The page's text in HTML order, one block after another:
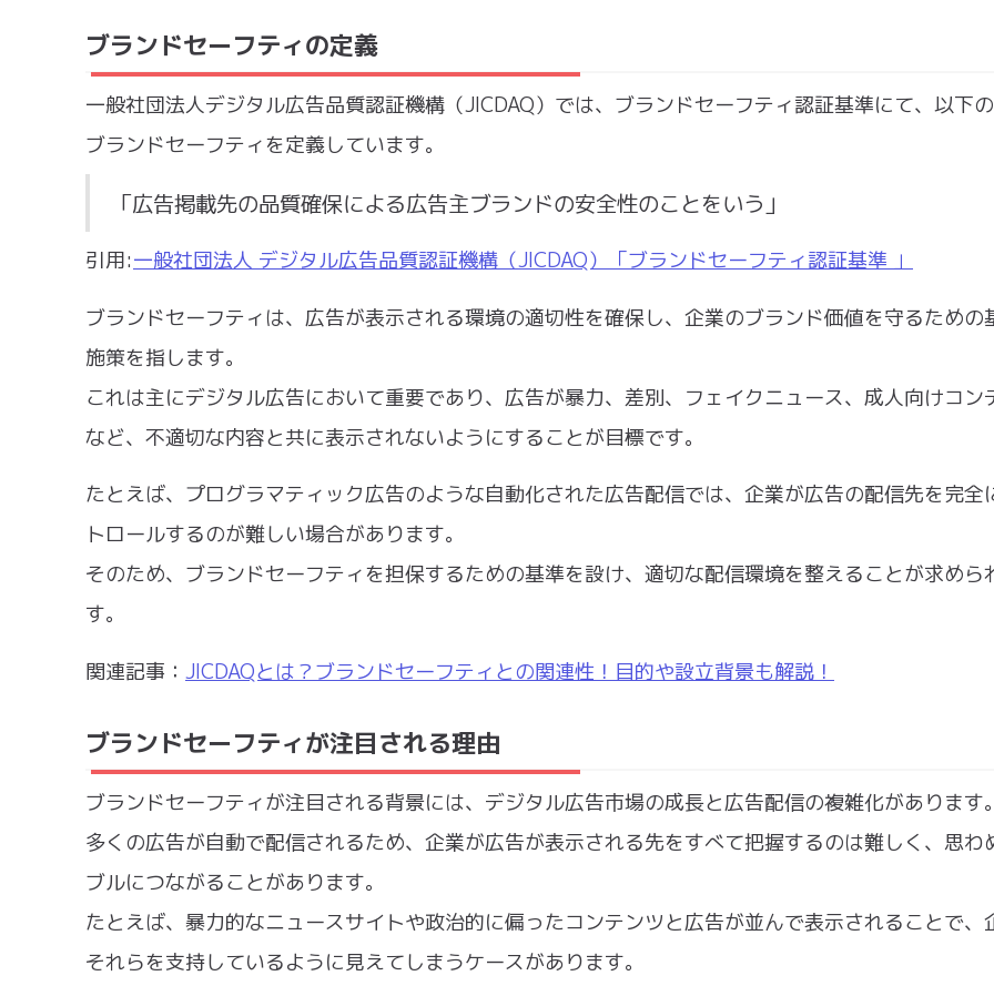
ブランドセーフティの定義
一般社団法人デジタル広告品質認証機構（JICDAQ）では、ブランドセーフティ認証基準にて、以下
ブランドセーフティを定義しています。
「広告掲載先の品質確保による広告主ブランドの安全性のことをいう」
引用:⼀般社団法⼈ デジタル広告品質認証機構（JICDAQ）「ブランドセーフティ認証基準 」
ブランドセーフティは、広告が表示される環境の適切性を確保し、企業のブランド価値を守るための
施策を指します。
これは主にデジタル広告において重要であり、広告が暴力、差別、フェイクニュース、成人向けコン
など、不適切な内容と共に表示されないようにすることが目標です。
たとえば、プログラマティック広告のような自動化された広告配信では、企業が広告の配信先を完全
トロールするのが難しい場合があります。
そのため、ブランドセーフティを担保するための基準を設け、適切な配信環境を整えることが求めら
す。
関連記事： JICDAQとは？ブランドセーフティとの関連性！目的や設立背景も解説！
ブランドセーフティが注目される理由
ブランドセーフティが注目される背景には、デジタル広告市場の成長と広告配信の複雑化があります。
多くの広告が自動で配信されるため、企業が広告が表示される先をすべて把握するのは難しく、思わ
ブルにつながることがあります。
たとえば、暴力的なニュースサイトや政治的に偏ったコンテンツと広告が並んで表示されることで、
それらを支持しているように見えてしまうケースがあります。